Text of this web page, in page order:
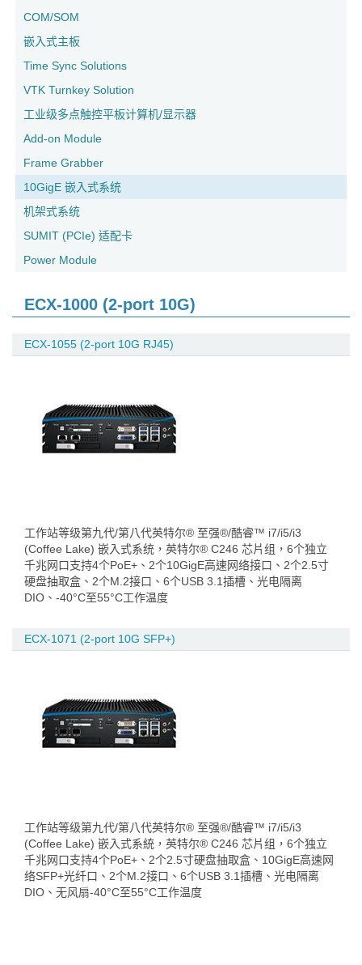
COM/SOM
嵌入式主板
Time Sync Solutions
VTK Turnkey Solution
工业级多点触控平板计算机/显示器
Add-on Module
Frame Grabber
10GigE 嵌入式系统
机架式系统
SUMIT (PCIe) 适配卡
Power Module
ECX-1000 (2-port 10G)
ECX-1055 (2-port 10G RJ45)
工作站等级第九代/第八代英特尔® 至强®/酷睿™ i7/i5/i3
(Coffee Lake) 嵌入式系统，英特尔® C246 芯片组，6个独立
千兆网口支持4个PoE+、2个10GigE高速网络接口、2个2.5寸
硬盘抽取盒、2个M.2接口、6个USB 3.1插槽、光电隔离
DIO、-40°C至55°C工作温度
ECX-1071 (2-port 10G SFP+)
工作站等级第九代/第八代英特尔® 至强®/酷睿™ i7/i5/i3
(Coffee Lake) 嵌入式系統，英特尔® C246 芯片组，6个独立
千兆网口支持4个PoE+、2个2.5寸硬盘抽取盒、10GigE高速网
络SFP+光纤口、2个M.2接口、6个USB 3.1插槽、光电隔离
DIO、无风扇-40°C至55°C工作温度